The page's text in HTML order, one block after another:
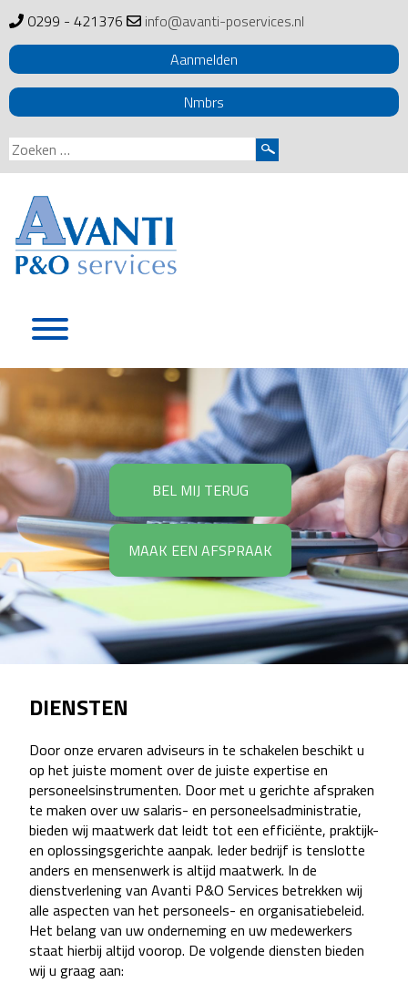
0299 - 421376
info@avanti-poservices.nl
Aanmelden
Nmbrs
Zoeken
naar:
BEL MIJ TERUG
MAAK EEN AFSPRAAK
DIENSTEN
Door onze ervaren adviseurs in te schakelen beschikt u
op het juiste moment over de juiste expertise en
personeelsinstrumenten. Door met u gerichte afspraken
te maken over uw salaris- en personeelsadministratie,
bieden wij maatwerk dat leidt tot een efficiënte, praktijk-
en oplossingsgerichte aanpak. Ieder bedrijf is tenslotte
anders en mensenwerk is altijd maatwerk. In de
dienstverlening van Avanti P&O Services betrekken wij
alle aspecten van het personeels- en organisatiebeleid.
Het belang van uw onderneming en uw medewerkers
staat hierbij altijd voorop. De volgende diensten bieden
wij u graag aan: